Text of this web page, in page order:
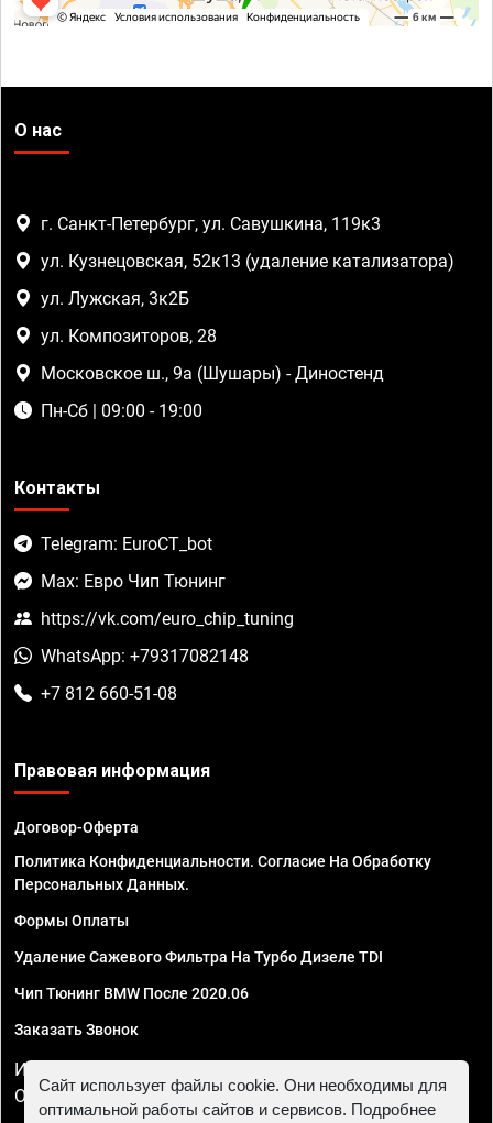
О нас
г. Санкт-Петербург, ул. Савушкина, 119к3
ул. Кузнецовская, 52к13 (удаление катализатора)
ул. Лужская, 3к2Б
ул. Композиторов, 28
Московское ш., 9а (Шушары) - Диностенд
Пн-Сб | 09:00 - 19:00
Контакты
Telegram: EuroCT_bot
Max: Евро Чип Тюнинг
https://vk.com/euro_chip_tuning
WhatsApp: +79317082148
+7 812 660-51-08
Правовая информация
Договор-Оферта
Политика Конфиденциальности. Согласие На Обработку
Персональных Данных.
Формы Оплаты
Удаление Сажевого Фильтра На Турбо Дизеле TDI
Чип Тюнинг BMW После 2020.06
Заказать Звонок
ИП Смирнов Георгий Павлович. ИНН 781302555843,
ОГРНИП 324470400032610
Сайт использует файлы cookie. Они необходимы для
оптимальной работы сайтов и сервисов. Подробнее